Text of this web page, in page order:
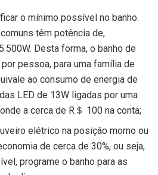
o mínimo possível no banho.
têm potência de,
Desta forma, o banho de
pessoa, para uma família de
ao consumo de energia de
LED de 13W ligadas por uma
a cerca de R＄ 100 na conta;
elétrico na posição morno ou
de cerca de 30%, ou seja,
programe o banho para as